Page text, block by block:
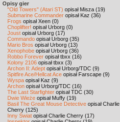
Opisy gier
"Old Towers" (Atari ST) opisał Misza (19)
Submarine Commander opisał Kaz (36)
Frogs opisał Xeen (0)
Choplifter! opisał Urborg (0)
Joust opisał Urborg (17)
Commando opisał Urborg (35)
Mario Bros opisał Urborg (13)
Xenophobe opisał Urborg (36)
Robbo Forever opisał tbxx (16)
Kolony 2106 opisał tbxx (3)
Archon II: Adept opisał Urborg/TDC (9)
Spitfire Ace/Hellcat Ace opisał Farscape (9)
Wyspa opisał Kaz (9)
Archon opisał Urborg/TDC (16)
The Last Starfighter opisał TDC (30)
Dwie Wieże opisał Muffy (19)
Basil The Great Mouse Detective opisał Charlie
Cherry (125)
Inny Świat opisał Charlie Cherry (17)